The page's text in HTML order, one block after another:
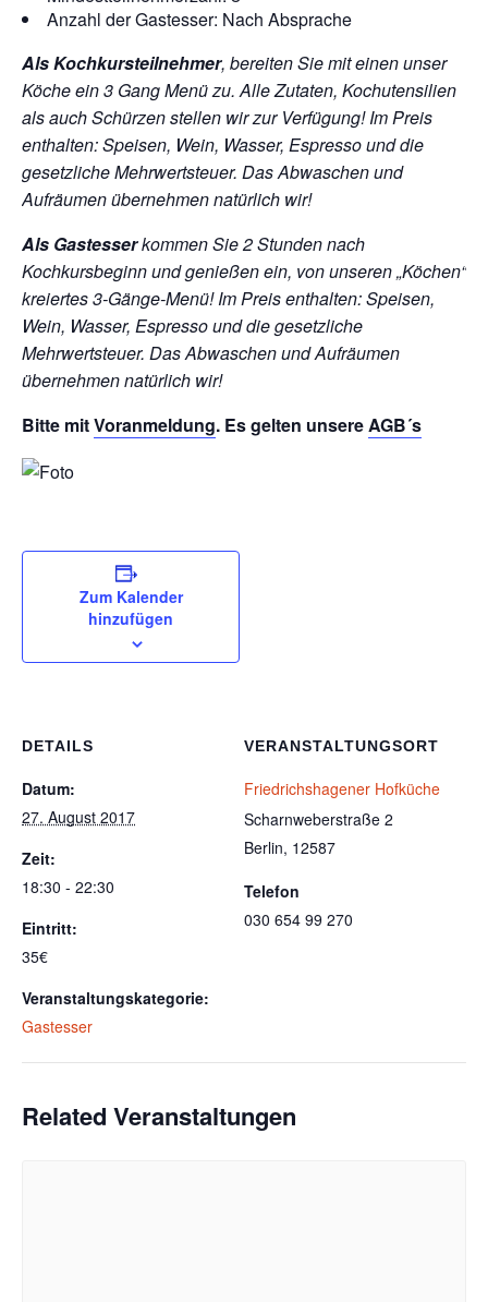
Anzahl der Gastesser: Nach Absprache
Als Kochkursteilnehmer, bereiten Sie mit einen unser
Köche ein 3 Gang Menü zu. Alle Zutaten, Kochutensilien
als auch Schürzen stellen wir zur Verfügung!Im Preis
enthalten: Speisen, Wein, Wasser, Espresso und die
gesetzliche Mehrwertsteuer. Das Abwaschen und
Aufräumen übernehmen natürlich wir!
Als Gastesserkommen Sie 2 Stunden nach
Kochkursbeginn und genießen ein, von unseren „Köchen“
kreiertes 3-Gänge-Menü!Im Preis enthalten: Speisen,
Wein, Wasser, Espresso und die gesetzliche
Mehrwertsteuer. Das Abwaschen und Aufräumen
übernehmen natürlich wir!
Bitte mitVoranmeldung. Es gelten unsereAGB´s
Zum Kalender
hinzufügen
DETAILS
Datum:
27. August 2017
Zeit:
18:30 - 22:30
Eintritt:
35€
Veranstaltungskategorie:
Gastesser
VERANSTALTUNGSORT
Friedrichshagener Hofküche
Scharnweberstraße 2
Berlin, 12587
Telefon
030 654 99 270
Related Veranstaltungen